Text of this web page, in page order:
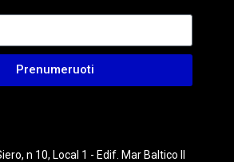
Prenumeruoti
n 10, Local 1 - Edif. Mar Baltico II